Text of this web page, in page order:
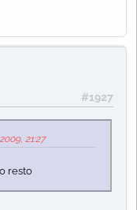
#1927
21:27
resto